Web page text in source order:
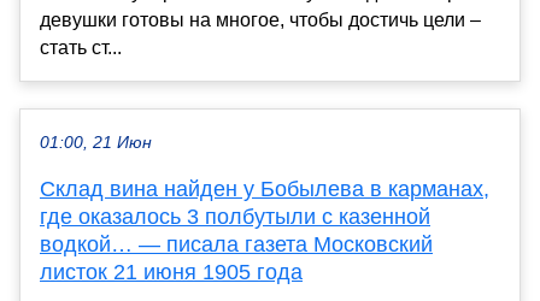
девушки готовы на многое, чтобы достичь цели –
стать ст...
01:00, 21 Июн
Склад вина найден у Бобылева в карманах,
где оказалось 3 полбутыли с казенной
водкой… — писала газета Московский
листок 21 июня 1905 года